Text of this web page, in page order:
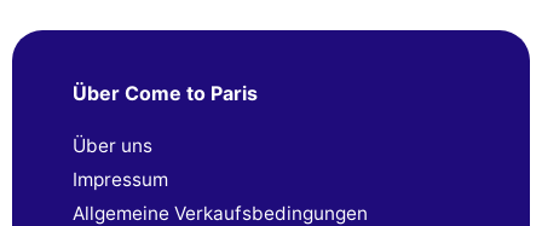
Über Come to Paris
Über uns
Impressum
Allgemeine Verkaufsbedingungen